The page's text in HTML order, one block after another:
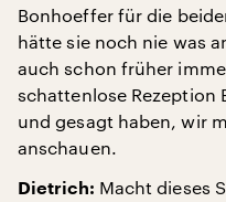
Bonhoeffer für die
hätte sie noch nie was
auch schon früher
schattenlose Rezeption
und gesagt haben, wir
anschauen.
Dietrich: Macht dieses